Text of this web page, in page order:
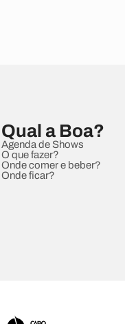
Qual a Boa?
Agenda de Shows
O que fazer?
Onde comer e beber?
Onde ficar?